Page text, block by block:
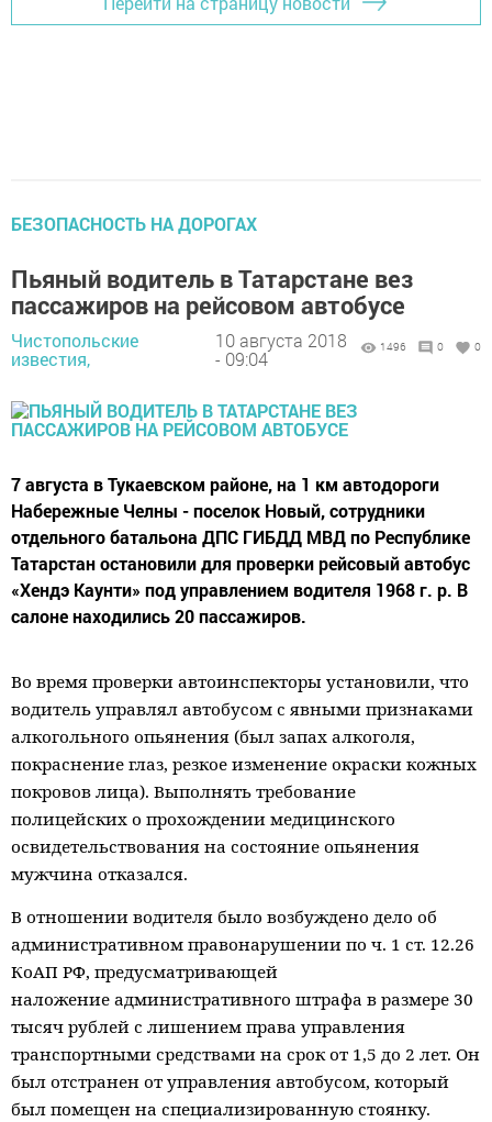
БЕЗОПАСНОСТЬ НА ДОРОГАХ
Пьяный водитель в Татарстане вез
пассажиров на рейсовом автобусе
Чистопольские
известия,
10 августа 2018
- 09:04
1496 0 0
7 августа в Тукаевском районе, на 1 км автодороги
Набережные Челны - поселок Новый, сотрудники
отдельного батальона ДПС ГИБДД МВД по Республике
Татарстан остановили для проверки рейсовый автобус
«Хендэ Каунти» под управлением водителя 1968 г. р. В
салоне находились 20 пассажиров.
Во время проверки автоинспекторы установили, что
водитель управлял автобусом с явными признаками
алкогольного опьянения (был запах алкоголя,
покраснение глаз, резкое изменение окраски кожных
покровов лица). Выполнять требование
полицейских о прохождении медицинского
освидетельствования на состояние опьянения
мужчина отказался.
В отношении водителя было возбуждено дело об
административном правонарушении по ч. 1 ст. 12.26
КоАП РФ, предусматривающей
наложение административного штрафа в размере 30
тысяч рублей с лишением права управления
транспортными средствами на срок от 1,5 до 2 лет. Он
был отстранен от управления автобусом, который
был помещен на специализированную стоянку.